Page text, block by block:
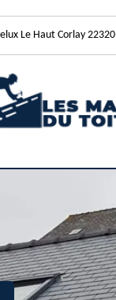
Le Haut Corlay 22320